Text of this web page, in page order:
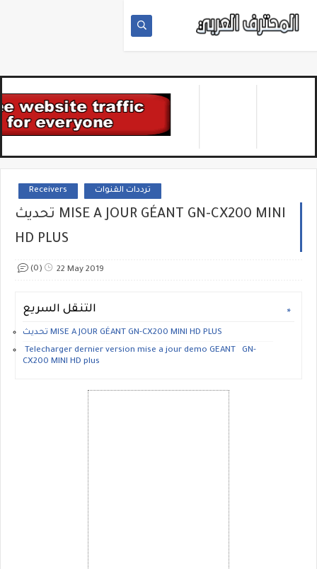
Receivers ترددات القنوات
تحديث MISE A JOUR GÉANT GN-CX200 MINI
HD PLUS
22 May 2019
(0)
التنقل السريع
تحديث MISE A JOUR GÉANT GN-CX200 MINI HD PLUS
Telecharger dernier version mise a jour demo GEANT GN-
CX200 MINI HD plus